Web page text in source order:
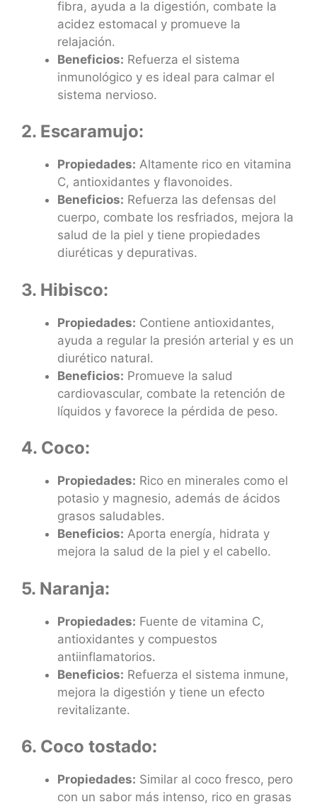
fibra, ayuda a la digestión, combate la
acidez estomacal y promueve la
relajación.
Beneficios: Refuerza el sistema
inmunológico y es ideal para calmar el
sistema nervioso.
2. Escaramujo:
Propiedades: Altamente rico en vitamina
C, antioxidantes y flavonoides.
Beneficios: Refuerza las defensas del
cuerpo, combate los resfriados, mejora la
salud de la piel y tiene propiedades
diuréticas y depurativas.
3. Hibisco:
Propiedades: Contiene antioxidantes,
ayuda a regular la presión arterial y es un
diurético natural.
Beneficios: Promueve la salud
cardiovascular, combate la retención de
líquidos y favorece la pérdida de peso.
4. Coco:
Propiedades: Rico en minerales como el
potasio y magnesio, además de ácidos
grasos saludables.
Beneficios: Aporta energía, hidrata y
mejora la salud de la piel y el cabello.
5. Naranja:
Propiedades: Fuente de vitamina C,
antioxidantes y compuestos
antiinflamatorios.
Beneficios: Refuerza el sistema inmune,
mejora la digestión y tiene un efecto
revitalizante.
6. Coco tostado:
Propiedades: Similar al coco fresco, pero
con un sabor más intenso, rico en grasas